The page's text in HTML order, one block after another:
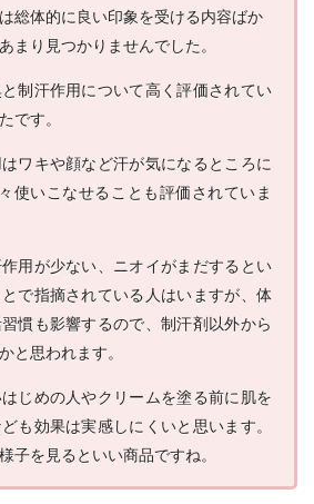
総体的に良い印象を受ける内容ばか
まり見つかりませんでした。
制汗作用について高く評価されてい
です。
ワキや顔など汗が気になるところに
使いこなせることも評価されていま
用が少ない、ニオイがまだするとい
で指摘されている人はいますが、体
慣も影響するので、制汗剤以外から
と思われます。
じめの人やクリームを塗る前に肌を
も効果は実感しにくいと思います。
子を見るといい商品ですね。